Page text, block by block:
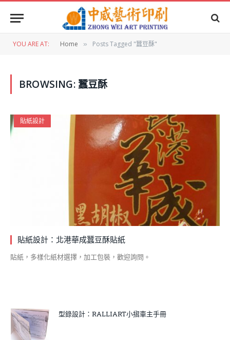
YOU ARE AT: Home » Posts Tagged "蠶豆酥"
BROWSING:蠶豆酥
貼紙設計
貼紙設計：北港華成蠶豆酥貼紙
貼紙，多樣化紙材選擇，加工包裝，歡迎詢問。
型錄設計：RALLIART小摺車主手冊